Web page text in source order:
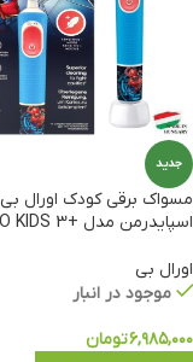
جدید
مسواک برقی کودک اورال بی
اسپایدرمن مدل +PRO KIDS 3
اورال بی
موجود در انبار
۶,۹۸۵,۰۰۰تومان